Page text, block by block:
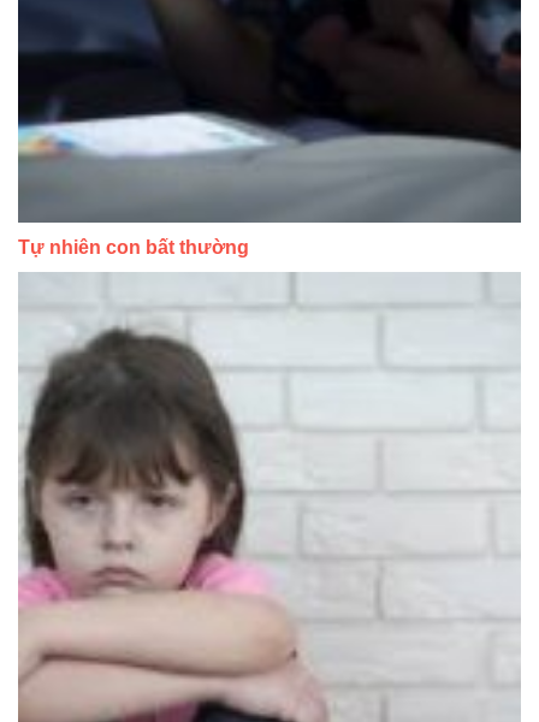
Tự nhiên con bất thường